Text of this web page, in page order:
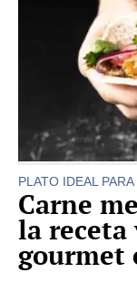
PLATO IDEAL
Carne
la
gourmet